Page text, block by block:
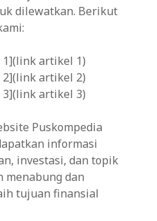
dilewatkan. Berikut
artikel 1)
artikel 2)
artikel 3)
Puskompedia
informasi
investasi, dan topik
menabung dan
tujuan finansial